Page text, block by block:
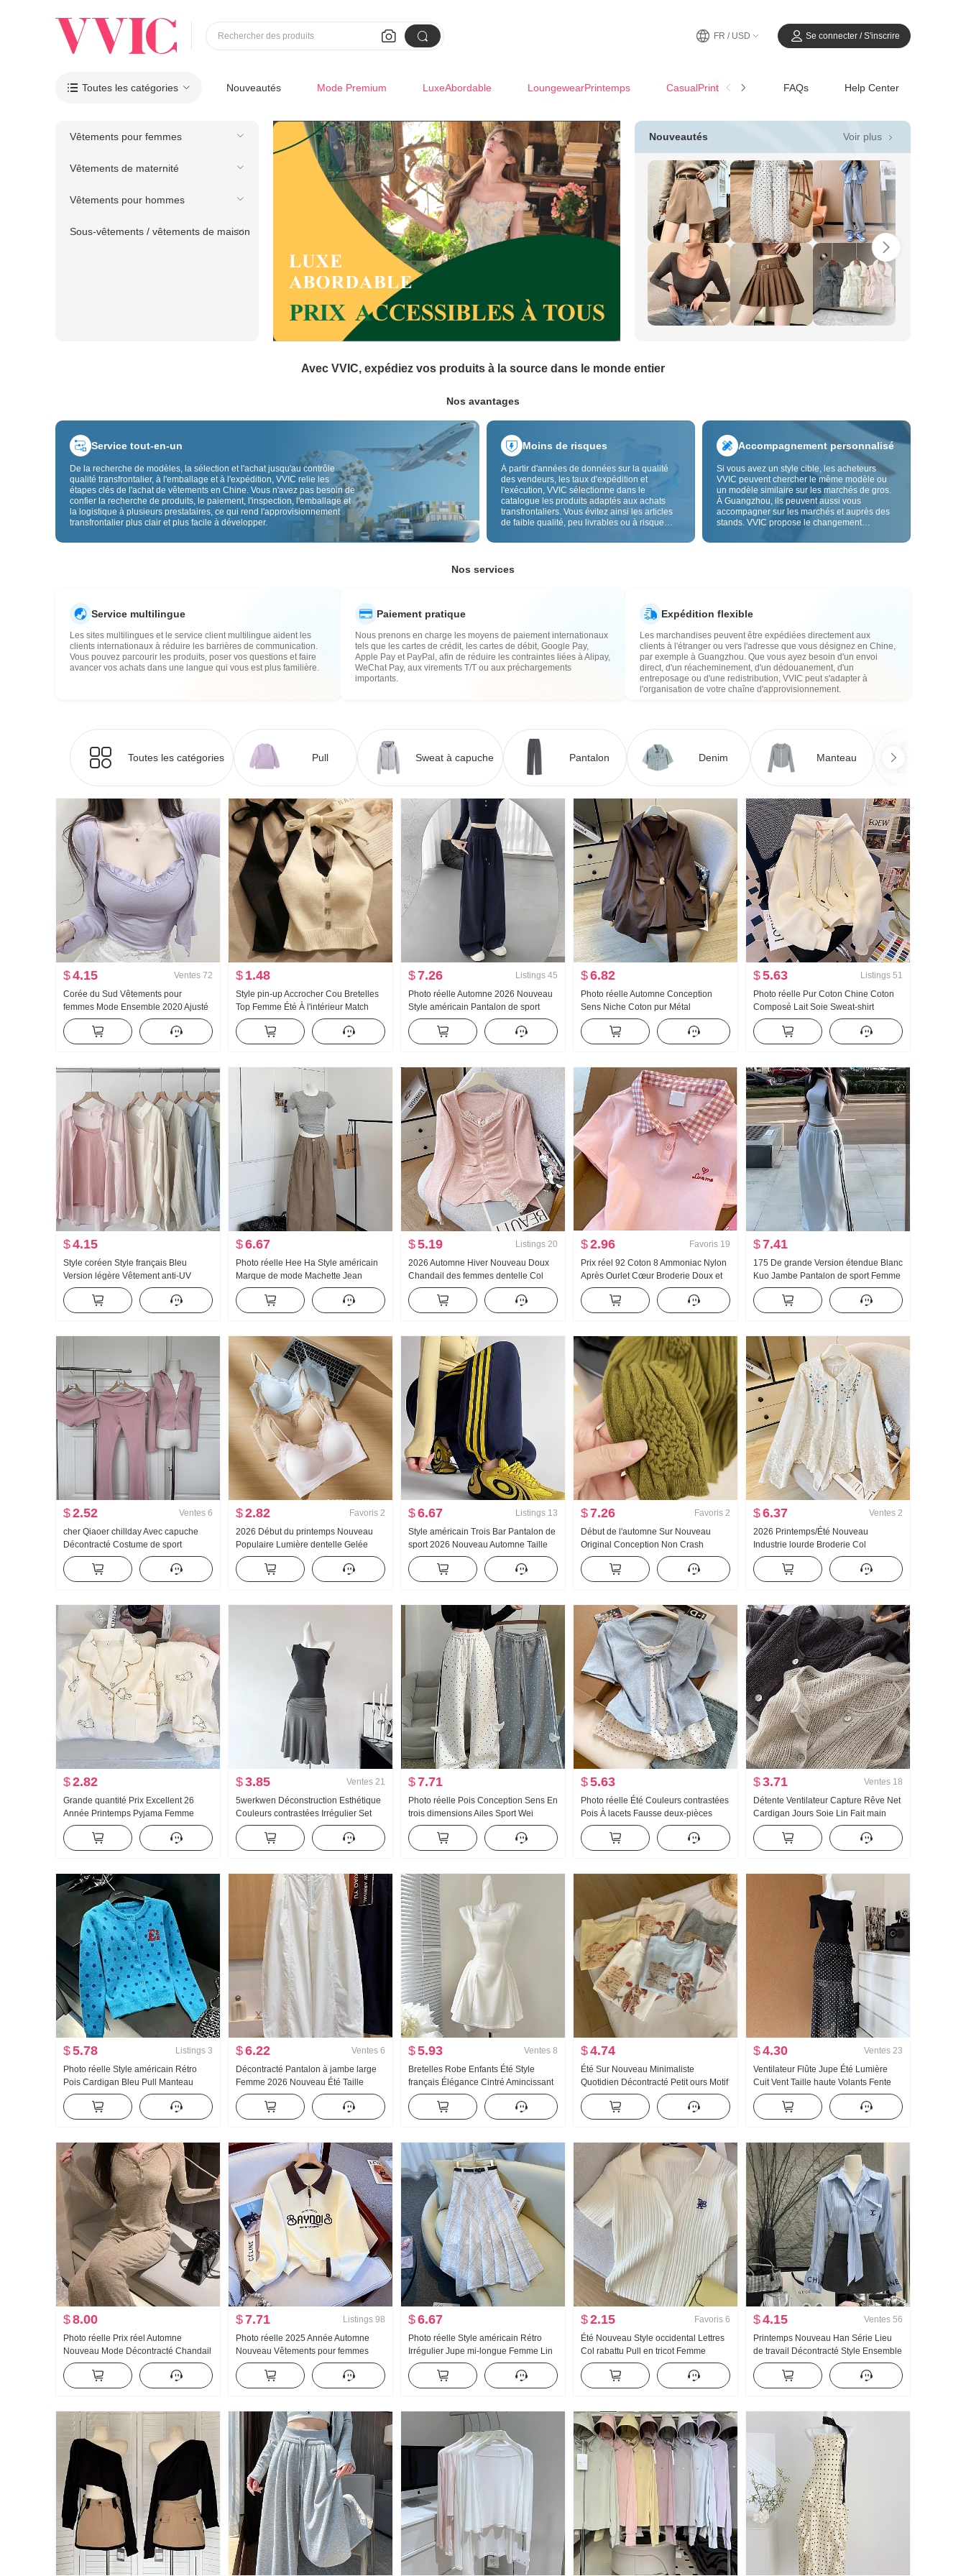
 
Rechercher des produits FR / USD Se connecter / S'inscrire
 Toutes les catégories Nouveautés Mode Premium LuxeAbordable LoungewearPrintemps CasualPrintemps-Été FAQs Help Center
Vêtements pour femmes
Vêtements de maternité
Vêtements pour hommes
Sous-vêtements / vêtements de maison
Nouveautés Voir plus 
Avec VVIC, expédiez vos produits à la source dans le monde entier
Nos avantages
Service tout-en-un
De la recherche de modèles, la sélection et l'achat jusqu'au contrôle
qualité transfrontalier, à l'emballage et à l'expédition, VVIC relie les
étapes clés de l'achat de vêtements en Chine. Vous n'avez pas besoin de
confier la recherche de produits, le paiement, l'inspection, l'emballage et
la logistique à plusieurs prestataires, ce qui rend l'approvisionnement
transfrontalier plus clair et plus facile à développer.
Moins de risques
À partir d'années de données sur la qualité
des vendeurs, les taux d'expédition et
l'exécution, VVIC sélectionne dans le
catalogue les produits adaptés aux achats
transfrontaliers. Vous évitez ainsi les articles
de faible qualité, peu livrables ou à risque
Le contrôle qualité transfrontalier et les
risques de qualité, douane et après-vente.
Accompagnement personnalisé
Si vous avez un style cible, les acheteurs
VVIC peuvent chercher le même modèle ou
un modèle similaire sur les marchés de gros.
À Guangzhou, ils peuvent aussi vous
accompagner sur les marchés et auprès des
stands. VVIC propose le changement
la personnalisation OEM par image ou
Nos services
Service multilingue
Les sites multilingues et le service client multilingue aident les
clients internationaux à réduire les barrières de communication.
Vous pouvez parcourir les produits, poser vos questions et faire
avancer vos achats dans une langue qui vous est plus familière.
Paiement pratique
Nous prenons en charge les moyens de paiement internationaux
tels que les cartes de crédit, les cartes de débit, Google Pay,
Apple Pay et PayPal, afin de réduire les contraintes liées à Alipay,
WeChat Pay, aux virements T/T ou aux préchargements
importants.
Expédition flexible
Les marchandises peuvent être expédiées directement aux
clients à l'étranger ou vers l'adresse que vous désignez en Chine,
par exemple à Guangzhou. Que vous ayez besoin d'un envoi
direct, d'un réacheminement, d'un dédouanement, d'un
entreposage ou d'une redistribution, VVIC peut s'adapter à
l'organisation de votre chaîne d'approvisionnement.
Toutes les catégories Pull Sweat à capuche Pantalon Denim Manteau
$4.15 Ventes 72
Corée du Sud Vêtements pour
femmes Mode Ensemble 2020 Ajusté
Camisole Cardigan Ensemble deux
pièces T-shirt Top Femme
$ 1.48
Style pin-up Accrocher Cou Bretelles
Top Femme Été À l'intérieur Match
Port extérieur Beauté Retour Ajusté
Conception Sens Épaules dénudées
Court Tricoté Débardeur
$7.26 Listings 45
Photo réelle Automne 2026 Nouveau
Style américain Pantalon de sport
Femme Taille basse Ample Détente
Kuo Jambe Décontracté Wei Pantalon
Pantalon large Fils
$6.82
Photo réelle Automne Conception
Sens Niche Coton pur Métal
Décoration Cintré Amincissant Ample
Manches longues Chemise Top des
femmes
$5.63 Listings 51
Photo réelle Pur Coton Chine Coton
Composé Lait Soie Sweat-shirt
Femme Version légère 2025 Automne
Nouveau Avec capuche Manches
longues T-shirt Top
$4.15
Style coréen Style français Bleu
Version légère Vêtement anti-UV
Manches longues Chemise Femme
Vêtements d'été Ample Décontracté
Détente Manches longues Unique
$6.67
Photo réelle Hee Ha Style américain
Marque de mode Machette Jean
Ample Kuo Jambe Décontracté
Pantalon
$5.19 Listings 20
2026 Automne Hiver Nouveau Doux
Chandail des femmes dentelle Col
roulé Épais Pull en tricot Femme
Conception Sens dentelle Manches
longues Top
$2.96 Favoris 19
Prix réel 92 Coton 8 Ammoniac Nylon
Après Ourlet Cœur Broderie Doux et
sucré Court Col polo T-shirt Ajusté
Petite taille Tendance
$7.41
175 De grande Version étendue Blanc
Kuo Jambe Pantalon de sport Femme
Printemps et automne Nouveau
Polyvalent Rayures Décontracté
Traîne Pantalon
$2.52 Ventes 6
cher Qiaoer chillday Avec capuche
Décontracté Costume de sport
Femme Printemps Épaules dénudées
Manteau Pantalon évasé Ensemble
trois pièces
$2.82 Favoris 2
2026 Début du printemps Nouveau
Populaire Lumière dentelle Gelée
Colle Bande Corset À l'intérieur
Ceinture Poitrine Pad Amincissant
Gilet pour les femmes
$6.67 Listings 13
Style américain Trois Bar Pantalon de
sport 2026 Nouveau Automne Taille
haute Kuo Jambe Bas resserré
Pantalon décontracté Wei Pantalon
Pantalon cargo
$7.26 Favoris 2
Début de l'automne Sur Nouveau
Original Conception Non Crash
Chemise Industrie lourde Jacquard
Tricoté Top Femme Automne Nouveau
Amincissant
$6.37 Ventes 2
2026 Printemps/Été Nouveau
Industrie lourde Broderie Col
Claudine Chemise pour femmes Style
français Rétro Protection solaire
Cardigan
$2.82
Grande quantité Prix Excellent 26
Année Printemps Pyjama Femme
Nouveau Nuages Coton Manches
longues Petit Col rabattu Homewear
Ensemble Streaming en direct Élevé
$3.85 Ventes 21
5werkwen Déconstruction Esthétique
Couleurs contrastées Irrégulier Set
Groupe Oblique Épaule Lai
Concurrence Er Débardeur Oblique
Pendule Jupe courte Ensemble
$7.71
Photo réelle Pois Conception Sens En
trois dimensions Ailes Sport Wei
Pantalon Femme Nouveau Lumière
Asie Vent Ample Droit Amincissant
Pantalon décontracté
$5.63
Photo réelle Été Couleurs contrastées
Pois À lacets Fausse deux-pièces
Manches courtes T-shirt Femme Été
Nouveau Style sucré Niche Top
$3.71 Ventes 18
Détente Ventilateur Capture Rêve Net
Cardigan Jours Soie Lin Fait main
Choisissez Trou Ajouré Tricoté
Cardigan Femme Climatiseur
Chemise de protection solaire
$5.78 Listings 3
Photo réelle Style américain Rétro
Pois Cardigan Bleu Pull Manteau
pour les femmes Automne Nouveau
Détente Vent Pull en tricot Top ins
$6.22 Ventes 6
Décontracté Pantalon à jambe large
Femme 2026 Nouveau Été Taille
haute Amincissant Grande taille Petite
taille Minimaliste Ample Neuf points
Machette Pantalon
$5.93 Ventes 8
Bretelles Robe Enfants Été Style
français Élégance Cintré Amincissant
Robe débardeur Mini-jupe
$4.74
Été Sur Nouveau Minimaliste
Quotidien Décontracté Petit ours Motif
Nœud papillon Ample Niche Manches
courtes T-shirt Style coréen Tricoté
Top
$4.30 Ventes 23
Ventilateur Flûte Jupe Été Lumière
Cuit Vent Taille haute Volants Fente
Noir Pois Jupe mi-longue Jours Soie
Oblique Épaule Vêtements
$8.00
Photo réelle Prix réel Automne
Nouveau Mode Décontracté Chandail
à capuchon Wei Pantalon Amincissant
Ensemble Costume de sport Femme
Tendance
$7.71 Listings 98
Photo réelle 2025 Année Automne
Nouveau Vêtements pour femmes
Sweat-shirt Réduction de l'âge Moitié
Fermeture éclair Mode Col polo
Décontracté Polyvalent Amincissant
$6.67
Photo réelle Style américain Rétro
Irrégulier Jupe mi-longue Femme Lin
Robe mi-longue À carreaux Jupe
trapèze Irrégulier Queue de poisson
Pendule Jupe
$2.15 Favoris 6
Été Nouveau Style occidental Lettres
Col rabattu Pull en tricot Femme
Conception Sens Ajusté Court Petite
chemise Pur Désir Vent Amincissant
Top
$4.15 Ventes 56
Printemps Nouveau Han Série Lieu
de travail Décontracté Style Ensemble
Femme Élégance Rayures Chemise
Taille haute Jupe mi-longue Costume
deux pièces